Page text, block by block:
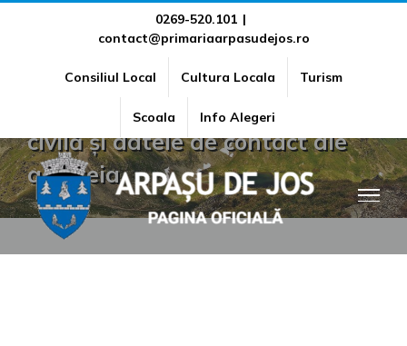
0269-520.101 |
contact@primariaarpasudejos.ro
Consiliul Local Cultura Locala Turism
Scoala Info Alegeri
Numele și prenumele persoanei
desemnate responsabilă
pentru relația cu societatea
civilă și datele de contact ale
acesteia